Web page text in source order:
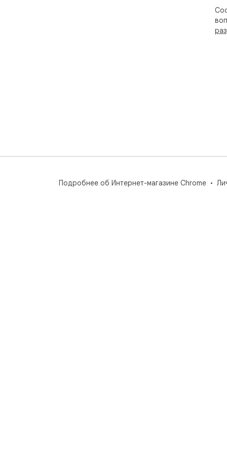
Подробнее об Интернет-магазине Chrome